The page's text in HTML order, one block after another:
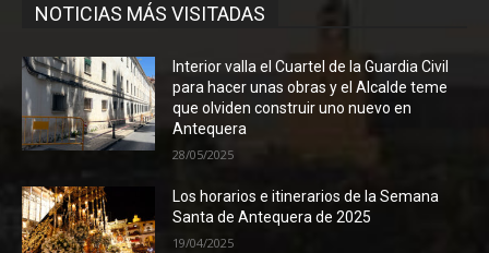
NOTICIAS MÁS VISITADAS
Interior valla el Cuartel de la Guardia Civil
para hacer unas obras y el Alcalde teme
que olviden construir uno nuevo en
Antequera
28/05/2025
Los horarios e itinerarios de la Semana
Santa de Antequera de 2025
19/04/2025